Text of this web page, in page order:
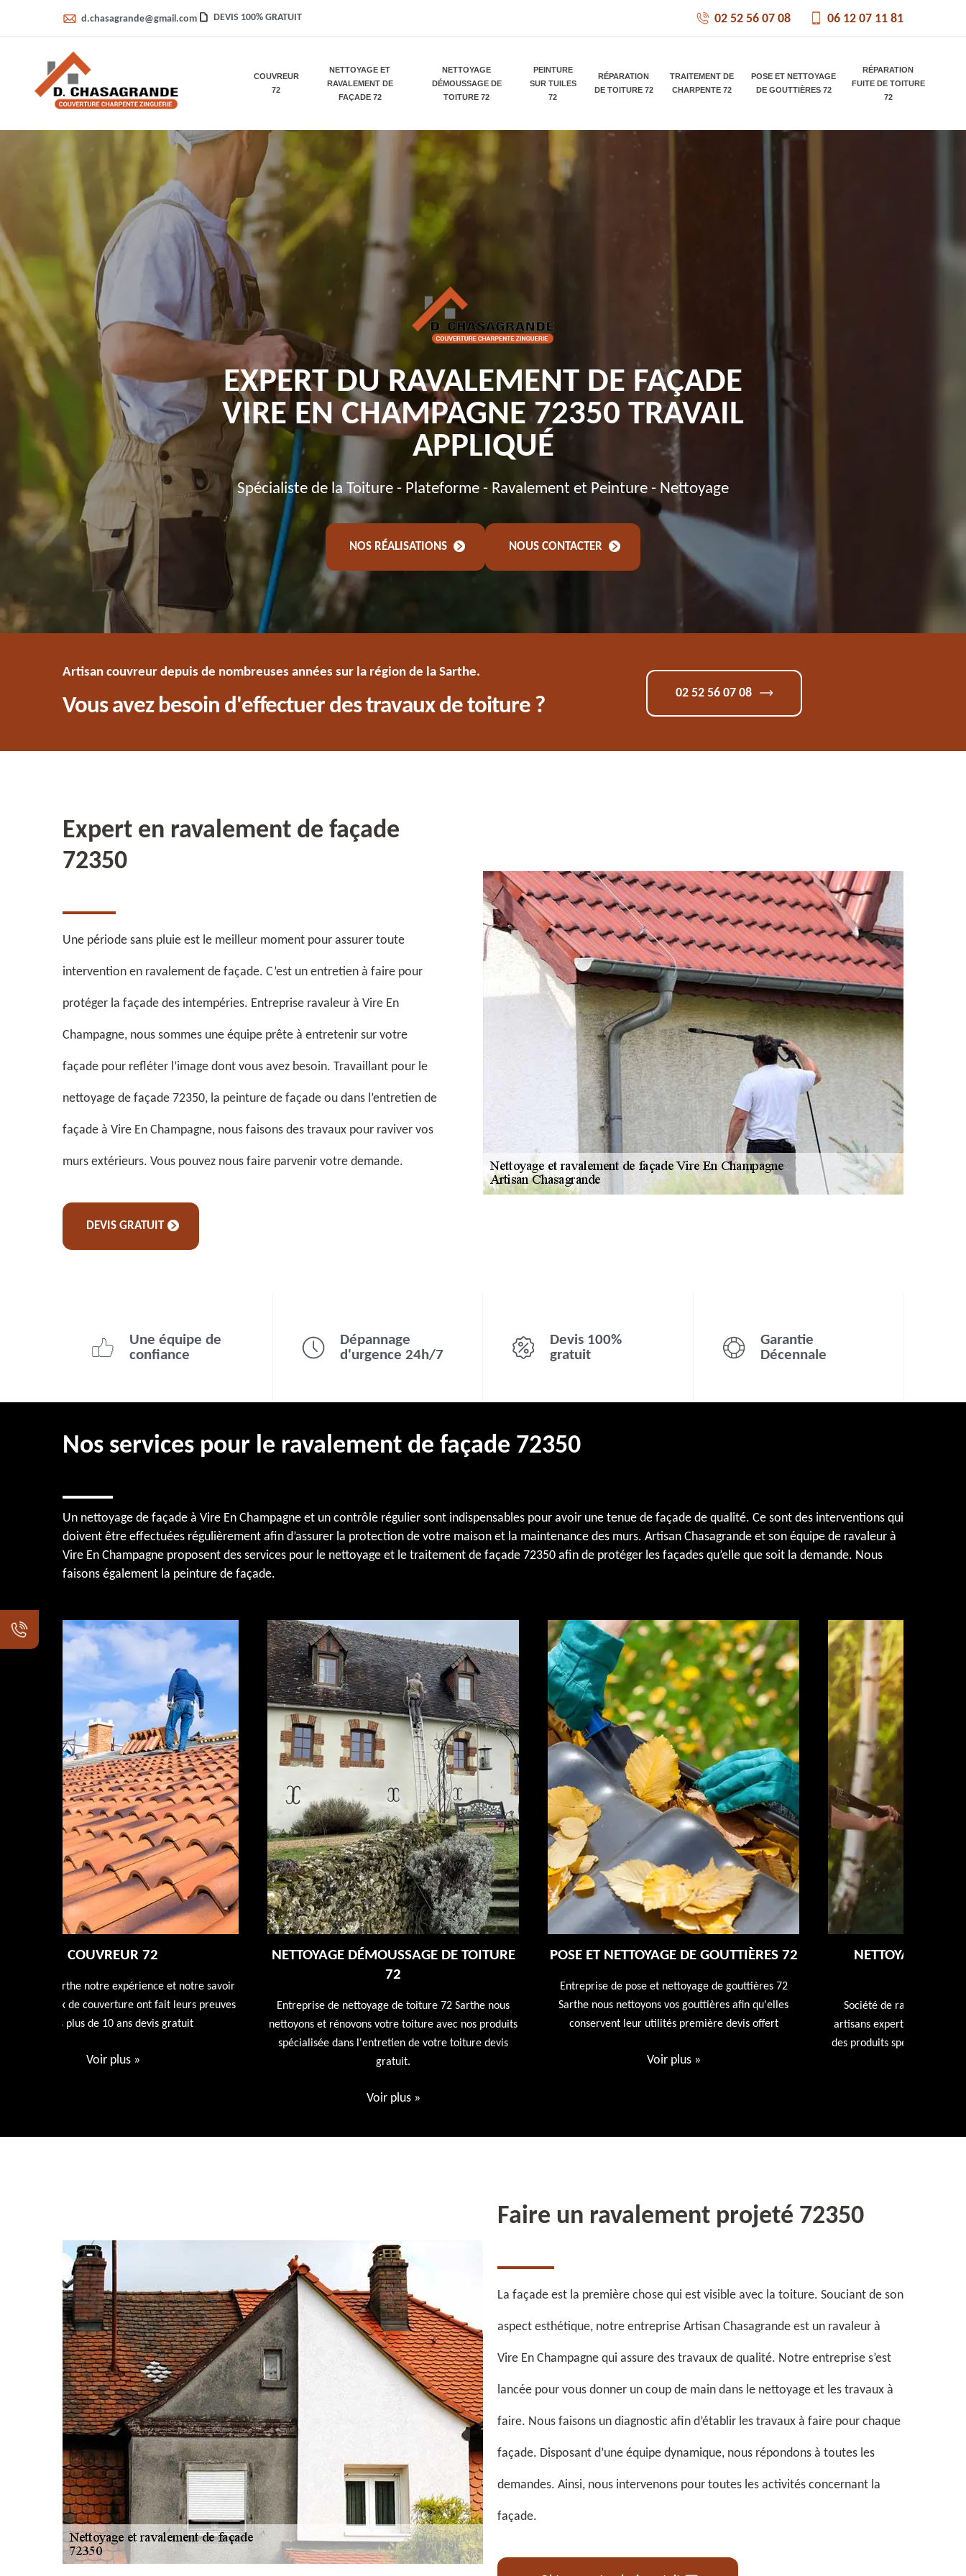
d.chasagrande@gmail.com DEVIS 100% GRATUIT 02 52 56 07 08 06 12 07 11 81
COUVREUR
72
NETTOYAGE ET
RAVALEMENT DE
FAÇADE 72
NETTOYAGE
DÉMOUSSAGE DE
TOITURE 72
PEINTURE
SUR TUILES
72
RÉPARATION
DE TOITURE 72
TRAITEMENT DE
CHARPENTE 72
POSE ET NETTOYAGE
DE GOUTTIÈRES 72
RÉPARATION
FUITE DE TOITURE
72
EXPERT DU RAVALEMENT DE FAÇADE
VIRE EN CHAMPAGNE 72350 TRAVAIL
APPLIQUÉ
Spécialiste de la Toiture - Plateforme - Ravalement et Peinture - Nettoyage
NOS RÉALISATIONS NOUS CONTACTER
Artisan couvreur depuis de nombreuses années sur la région de la Sarthe.
Vous avez besoin d'effectuer des travaux de toiture ?
02 52 56 07 08
Expert en ravalement de façade
72350
Une période sans pluie est le meilleur moment pour assurer toute
intervention en ravalement de façade. C’est un entretien à faire pour
protéger la façade des intempéries. Entreprise ravaleur à Vire En
Champagne, nous sommes une équipe prête à entretenir sur votre
façade pour refléter l’image dont vous avez besoin. Travaillant pour le
nettoyage de façade 72350, la peinture de façade ou dans l’entretien de
façade à Vire En Champagne, nous faisons des travaux pour raviver vos
murs extérieurs. Vous pouvez nous faire parvenir votre demande.
DEVIS GRATUIT
Une équipe de
confiance
Dépannage
d'urgence 24h/7
Devis 100%
gratuit
Garantie
Décennale
Nos services pour le ravalement de façade 72350
Un nettoyage de façade à Vire En Champagne et un contrôle régulier sont indispensables pour avoir une tenue de façade de qualité. Ce sont des interventions qui
doivent être effectuées régulièrement afin d’assurer la protection de votre maison et la maintenance des murs. Artisan Chasagrande et son équipe de ravaleur à
Vire En Champagne proposent des services pour le nettoyage et le traitement de façade 72350 afin de protéger les façades qu’elle que soit la demande. Nous
faisons également la peinture de façade.
NETTOYAGE DÉMOUSSAGE DE TOITURE
Entreprise de nettoyage de toiture 72 Sarthe nous
nettoyons et rénovons votre toiture avec nos produits
spécialisée dans l'entretien de votre toiture devis
POSE ET NETTOYAGE DE GOUTTIÈRES 72
Entreprise de pose et nettoyage de gouttières 72
Sarthe nous nettoyons vos gouttières afin qu'elles
conservent leur utilités première devis offert
NETTOYAGE ET RAVALEMENT DE
Société de ravalement de façade 72 Sarthe nos
artisans expert en ravalement de façade utiliseront
des produits spécialisés. Devis et déplacement offert
Faire un ravalement projeté 72350
La façade est la première chose qui est visible avec la toiture. Souciant de son
aspect esthétique, notre entreprise Artisan Chasagrande est un ravaleur à
Vire En Champagne qui assure des travaux de qualité. Notre entreprise s’est
lancée pour vous donner un coup de main dans le nettoyage et les travaux à
faire. Nous faisons un diagnostic afin d’établir les travaux à faire pour chaque
façade. Disposant d’une équipe dynamique, nous répondons à toutes les
demandes. Ainsi, nous intervenons pour toutes les activités concernant la
façade.